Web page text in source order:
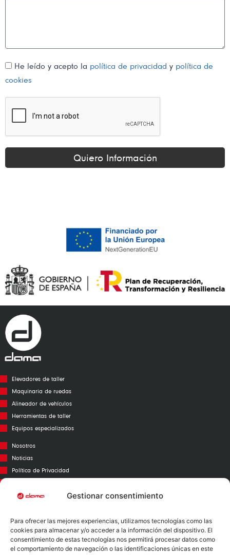
Gestionar consentimiento
Para ofrecer las mejores experiencias, utilizamos tecnologías como las
cookies para almacenar y/o acceder a la información del dispositivo. El
consentimiento de estas tecnologías nos permitirá procesar datos como
el comportamiento de navegación o las identificaciones únicas en este
He leído y acepto la política de privacidad y política de
cookies
Quiero Información
Elevadores de taller
Maquinaria de ruedas
Alineador de vehículos
Herramientas de taller
Equipos especializados
Nosotros
Noticias
Política de Privacidad
Política de Cookies
Garantías
Catálogo
Contacto